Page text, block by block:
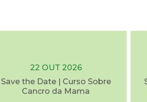
22 OUT 2026
Save the Date | Curso Sobre
Cancro da Mama